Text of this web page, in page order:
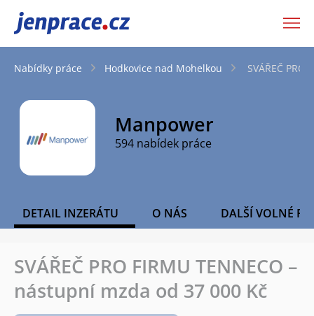
JenPráce.cz
Nabídky práce Hodkovice nad Mohelkou SVÁŘEČ
Manpower
594 nabídek práce
DETAIL INZERÁTU O NÁS DALŠÍ VOLNÉ
SVÁŘEČ PRO FIRMU TENNECO –
nástupní mzda od 37 000 Kč